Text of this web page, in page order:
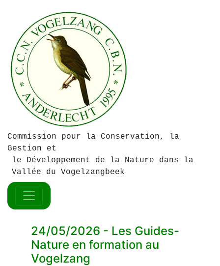
Commission pour la Conservation, la
Gestion et
le Développement de la Nature dans la
Vallée du Vogelzangbeek
24/05/2026 - Les Guides-
Nature en formation au
Vogelzang